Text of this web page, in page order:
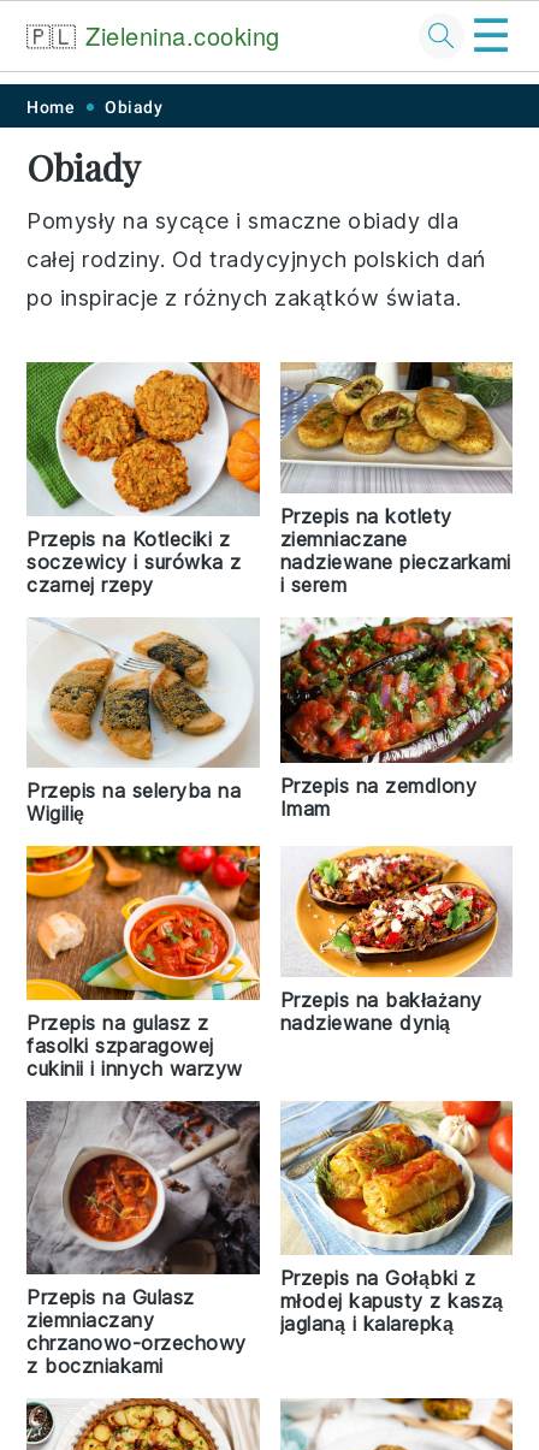
Skip
primary
navigation
Skip
main
content
Skip
primary
sidebar
Skip
footer
🇵🇱 Zielenina.cooking ☰
Home Obiady
Obiady
Pomysły na sycące i smaczne obiady dla
całej rodziny. Od tradycyjnych polskich dań
po inspiracje z różnych zakątków świata.
Przepis na Kotleciki z
soczewicy i surówka z
czarnej rzepy
Przepis na kotlety
ziemniaczane
nadziewane pieczarkami
i serem
Przepis na seleryba na
Wigilię
Przepis na zemdlony
Imam
Przepis na gulasz z
fasolki szparagowej
cukinii i innych warzyw
Przepis na bakłażany
nadziewane dynią
Przepis na Gulasz
ziemniaczany
chrzanowo-orzechowy
z boczniakami
Przepis na Gołąbki z
młodej kapusty z kaszą
jaglaną i kalarepką